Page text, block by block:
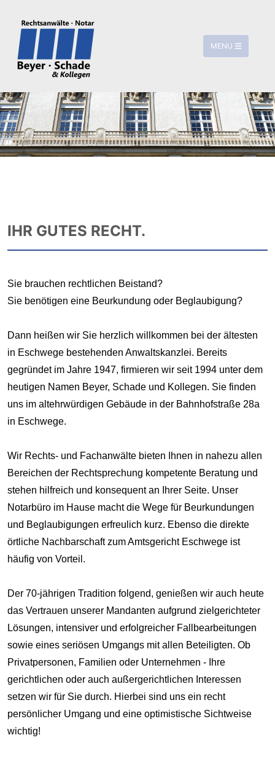
MENU
IHR GUTES RECHT.
Sie brauchen rechtlichen Beistand?
Sie benötigen eine Beurkundung oder Beglaubigung?
Dann heißen wir Sie herzlich willkommen bei der ältesten
in Eschwege bestehenden Anwaltskanzlei. Bereits
gegründet im Jahre 1947, firmieren wir seit 1994 unter dem
heutigen Namen Beyer, Schade und Kollegen. Sie finden
uns im altehrwürdigen Gebäude in der Bahnhofstraße 28a
in Eschwege.
Wir Rechts- und Fachanwälte bieten Ihnen in nahezu allen
Bereichen der Rechtsprechung kompetente Beratung und
stehen hilfreich und konsequent an Ihrer Seite. Unser
Notarbüro im Hause macht die Wege für Beurkundungen
und Beglaubigungen erfreulich kurz. Ebenso die direkte
örtliche Nachbarschaft zum Amtsgericht Eschwege ist
häufig von Vorteil.
Der 70-jährigen Tradition folgend, genießen wir auch heute
das Vertrauen unserer Mandanten aufgrund zielgerichteter
Lösungen, intensiver und erfolgreicher Fallbearbeitungen
sowie eines seriösen Umgangs mit allen Beteiligten. Ob
Privatpersonen, Familien oder Unternehmen - Ihre
gerichtlichen oder auch außergerichtlichen Interessen
setzen wir für Sie durch. Hierbei sind uns ein recht
persönlicher Umgang und eine optimistische Sichtweise
wichtig!